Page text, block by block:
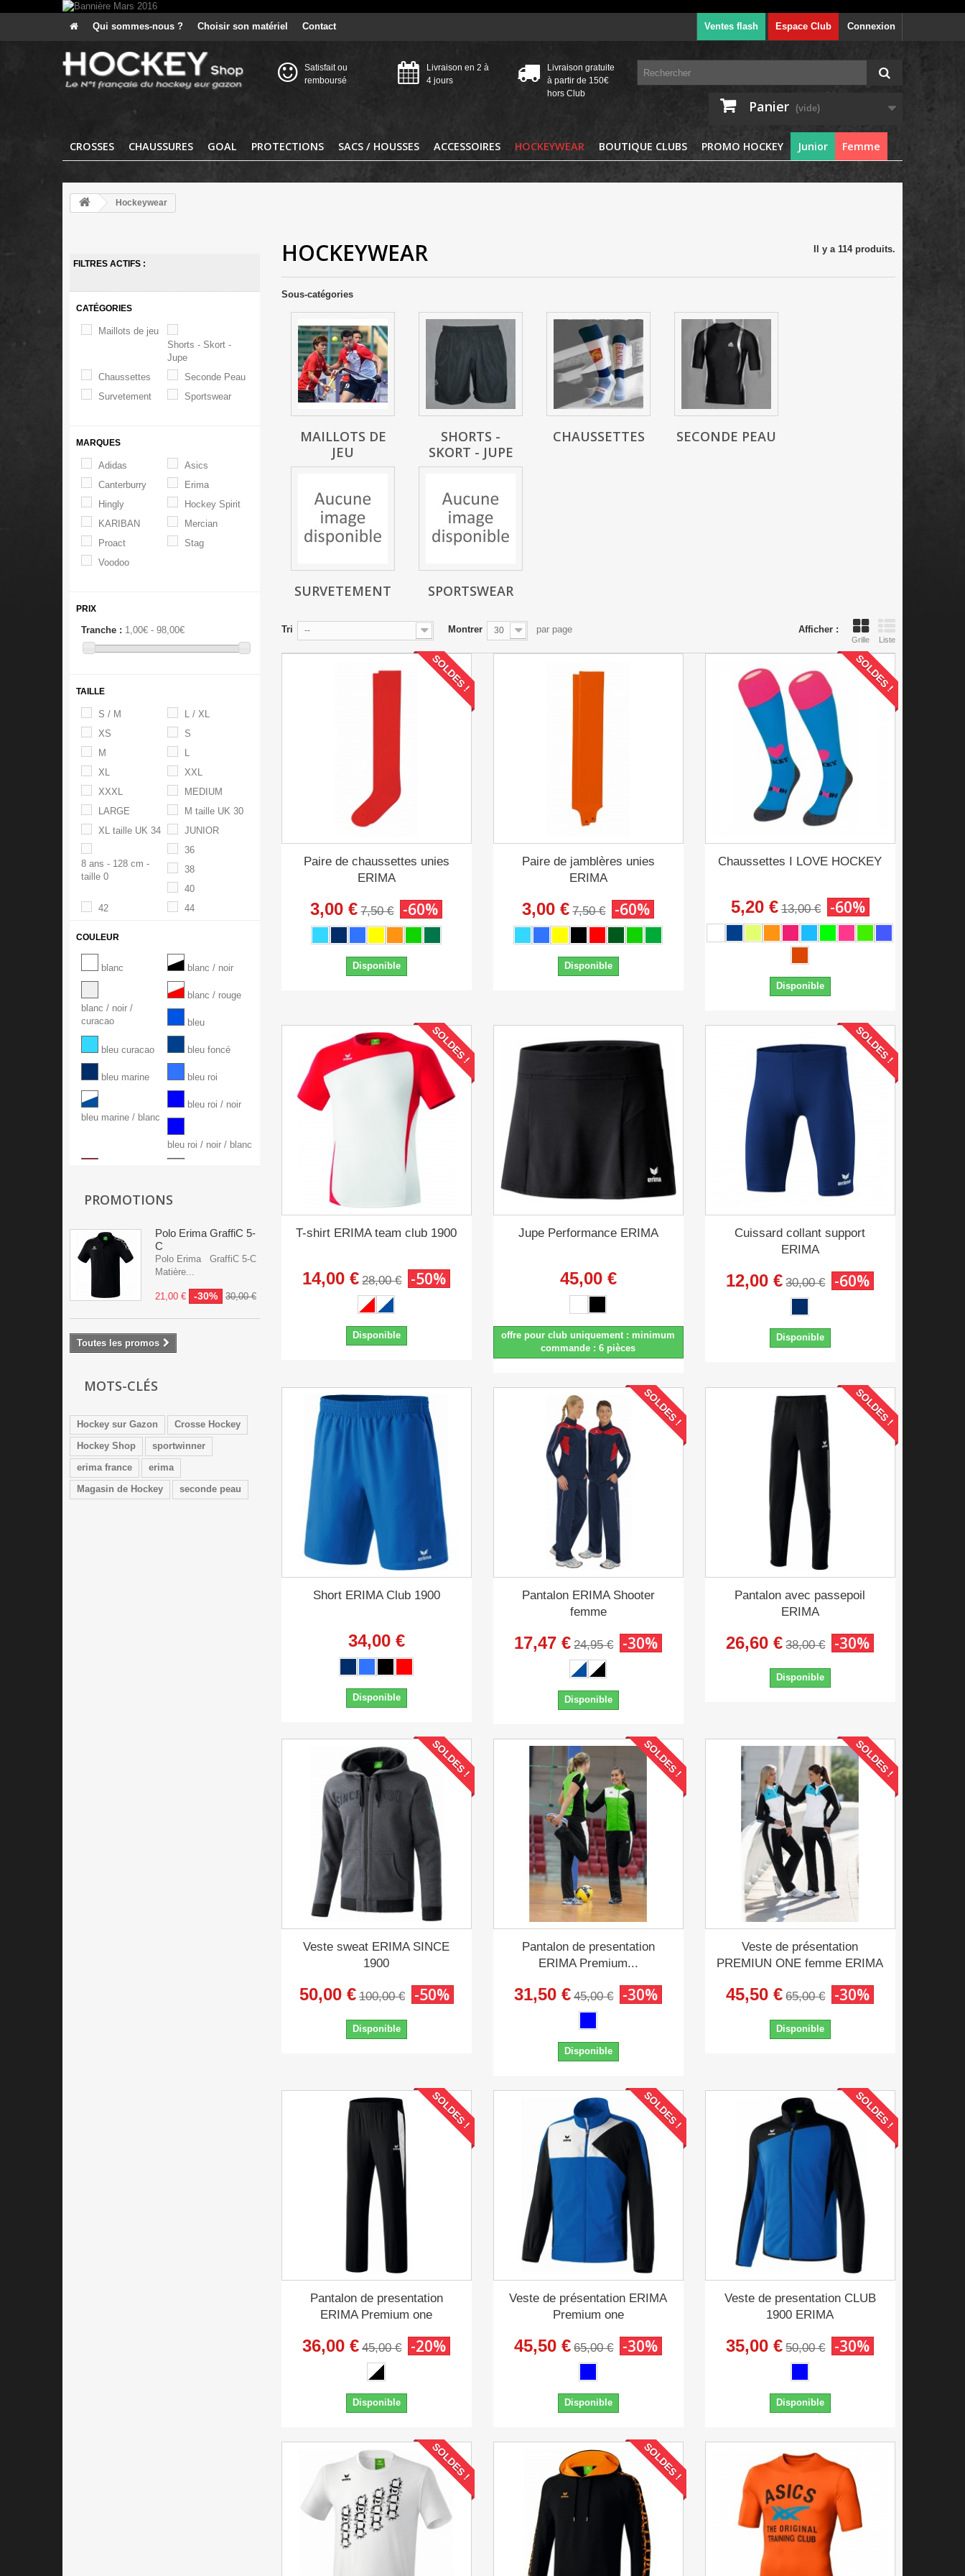
Qui sommes-nous ? Choisir son matériel Contact Ventes flash Espace Club Connexion
Satisfait ou
remboursé
Livraison en 2 à
4 jours
Livraison gratuite
à partir de 150€
hors Club
Panier (vide)
CROSSES CHAUSSURES GOAL PROTECTIONS SACS / HOUSSES ACCESSOIRES HOCKEYWEAR BOUTIQUE CLUBS PROMO HOCKEY Junior Femme
Hockeywear
FILTRES ACTIFS :
CATÉGORIES
Maillots de jeu
Shorts - Skort -
Jupe
Chaussettes
Seconde Peau
Survetement
Sportswear
MARQUES
Adidas
Asics
Canterburry
Erima
Hingly
Hockey Spirit
KARIBAN
Mercian
Proact
Stag
Voodoo
PRIX
Tranche : 1,00€ - 98,00€
TAILLE
S / M
L / XL
XS
S
M
L
XL
XXL
XXXL
MEDIUM
LARGE
M taille UK 30
XL taille UK 34
JUNIOR
8 ans - 128 cm -
taille 0
36
38
40
42
44
8/10 ans
10/12 ans
COULEUR
blanc blanc / noir
blanc / noir /
curacao
blanc / rouge
bleu
bleu curacao bleu foncé
bleu marine bleu roi
bleu marine / blanc
bleu roi / noir
bleu roi / noir / blanc
heather grey indigo blue
jaune
jaune / noir kaki
noir noir / blanc
noir / jaune
noir / rouge
rose fushia rouge
rouge / blanc rouge / noir
turquoise vert
PROMOTIONS
Polo Erima GraffiC 5-
C
Polo Erima GraffiC 5-C
Matière...
21,00 € -30% 30,00 €
Toutes les promos
MOTS-CLÉS
Hockey sur Gazon
Crosse Hockey
Hockey Shop
sportwinner
erima france
erima
Magasin de Hockey
seconde peau
HOCKEYWEAR Il y a 114 produits.
Sous-catégories
MAILLOTS DE
JEU
SHORTS -
SKORT - JUPE
CHAUSSETTES SECONDE PEAU
SURVETEMENT SPORTSWEAR
Afficher :
Grille Liste
Tri -- Montrer 30 par page
SOLDES !
Paire de chaussettes unies
ERIMA
3,00 € 7,50 € -60%
Disponible
Paire de jamblères unies
ERIMA
3,00 € 7,50 € -60%
Disponible
SOLDES !
Chaussettes I LOVE HOCKEY
5,20 € 13,00 € -60%
Disponible
SOLDES !
T-shirt ERIMA team club 1900
14,00 € 28,00 € -50%
Disponible
Jupe Performance ERIMA
45,00 €
offre pour club uniquement : minimum
commande : 6 pièces
SOLDES !
Cuissard collant support
ERIMA
12,00 € 30,00 € -60%
Disponible
Short ERIMA Club 1900
34,00 €
Disponible
SOLDES !
Pantalon ERIMA Shooter
femme
17,47 € 24,95 € -30%
Disponible
SOLDES !
Pantalon avec passepoil
ERIMA
26,60 € 38,00 € -30%
Disponible
SOLDES !
Veste sweat ERIMA SINCE
1900
50,00 € 100,00 € -50%
Disponible
SOLDES !
Pantalon de presentation
ERIMA Premium...
31,50 € 45,00 € -30%
Disponible
SOLDES !
Veste de présentation
PREMIUN ONE femme ERIMA
45,50 € 65,00 € -30%
Disponible
SOLDES !
Pantalon de presentation
ERIMA Premium one
36,00 € 45,00 € -20%
Disponible
SOLDES !
Veste de présentation ERIMA
Premium one
45,50 € 65,00 € -30%
Disponible
SOLDES !
Veste de presentation CLUB
1900 ERIMA
35,00 € 50,00 € -30%
Disponible
SOLDES ! SOLDES !